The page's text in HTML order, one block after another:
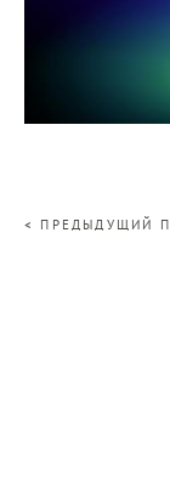
< ПРЕДЫДУЩИЙ